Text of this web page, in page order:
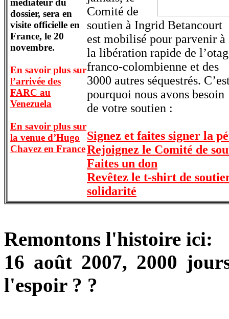
dossier, sera en
visite officielle en
France, le 20
novembre.
En savoir plus sur
l’arrivée des
FARC au
Venezuela
En savoir plus sur
la venue d’Hugo
Chavez en France
Comité de
soutien à Ingrid Betancourt
est mobilisé pour parvenir à
la libération rapide de
franco-colombienne et des
3000 autres séquestrés.
pourquoi nous avons besoin
de votre soutien :
Signez et faites signer la
Rejoignez le Comité de
Faites un don
Revêtez le t-shirt de
solidarité
Remontons l'histoire ici:
16 août 2007, 2000
l'espoir ? ?